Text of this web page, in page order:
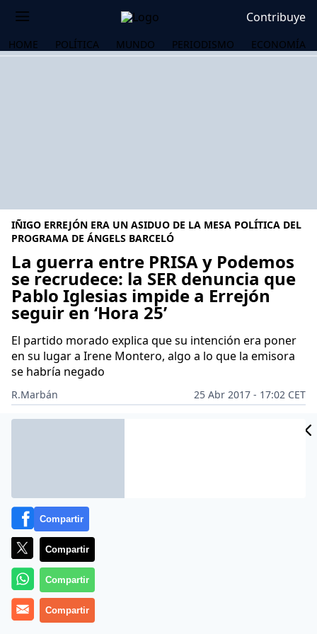
Contribuye
HOME POLÍTICA MUNDO PERIODISMO ECONOMÍA
IÑIGO ERREJÓN ERA UN ASIDUO DE LA MESA POLÍTICA DEL
PROGRAMA DE ÁNGELS BARCELÓ
La guerra entre PRISA y Podemos
se recrudece: la SER denuncia que
Pablo Iglesias impide a Errejón
seguir en ‘Hora 25’
El partido morado explica que su intención era poner
en su lugar a Irene Montero, algo a lo que la emisora
se habría negado
R.Marbán
25 Abr 2017 - 17:02 CET
Archivado en: IGNACIO ESCOLAR
Compartir
Compartir
Compartir
Compartir